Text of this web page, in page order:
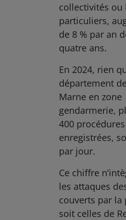
collectivités ou
particuliers,
de 8 % par an
quatre ans.
En 2024, rien
département
Marne en zone
gendarmerie,
400
enregistrées,
par jour.
Ce chiffre
les attaques
couverts par la
soit celles de